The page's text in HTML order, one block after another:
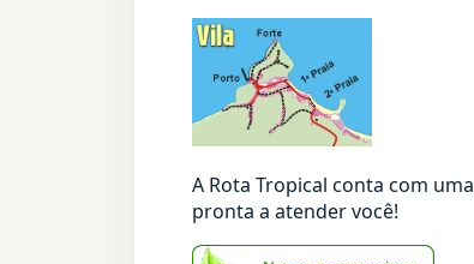
A Rota Tropical conta com uma
pronta a atender você!